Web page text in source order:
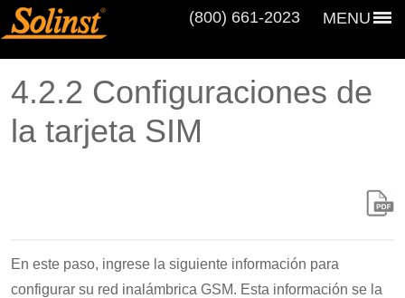
MENU
(800) 661‑2023
4.2.2 Configuraciones de
la tarjeta SIM
En este paso, ingrese la siguiente información para
configurar su red inalámbrica GSM. Esta información se la